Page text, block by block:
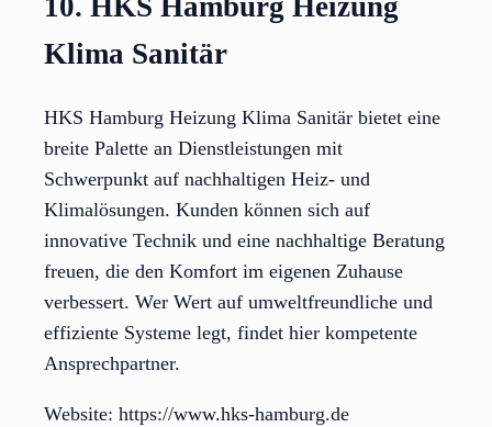
Klima Sanitär
HKS Hamburg Heizung Klima Sanitär bietet eine
breite Palette an Dienstleistungen mit
Schwerpunkt auf nachhaltigen Heiz- und
Klimalösungen. Kunden können sich auf
innovative Technik und eine nachhaltige Beratung
freuen, die den Komfort im eigenen Zuhause
verbessert. Wer Wert auf umweltfreundliche und
effiziente Systeme legt, findet hier kompetente
Ansprechpartner.
Website: https://www.hks-hamburg.de